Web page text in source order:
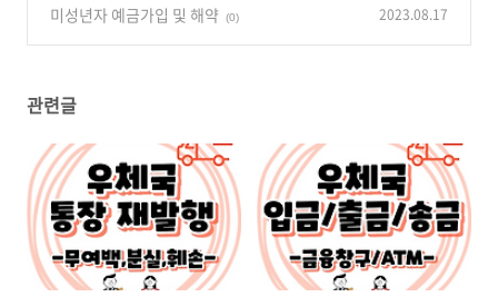
미성년자 예금가입 및 해약 (0) 2023.08.17
관련글